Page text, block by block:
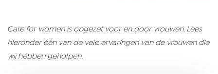
Care for women is opgezet voor en door vrouwen. Lees
hieronder één van de vele ervaringen van de vrouwen die
wij hebben geholpen.